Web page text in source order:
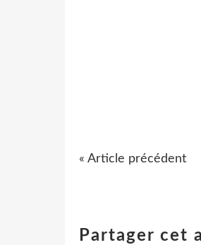
« Article précédent
Partager cet